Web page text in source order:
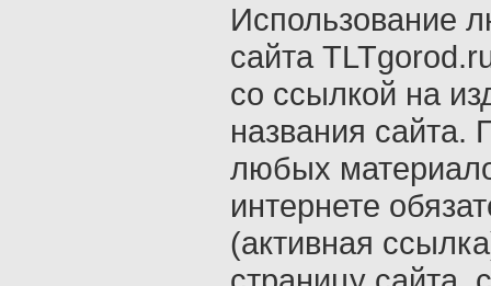
Использование
сайта
со ссылкой на
названия сайта.
любых
интернете
(активная